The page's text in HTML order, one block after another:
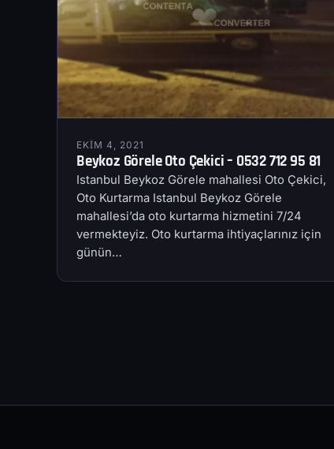
EKIM 4, 2021
Beykoz Görele Oto Çekici – 0532 712 95 81
Istanbul Beykoz Görele mahallesi Oto Çekici,
Oto Kurtarma Istanbul Beykoz Görele
mahallesi’da oto kurtarma hizmetini 7/24
vermekteyiz. Oto kurtarma ihtiyaçlarınız için
günün…